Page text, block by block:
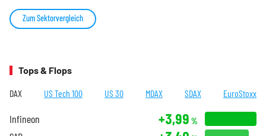
Zum Sektorvergleich
Tops & Flops
DAX US Tech 100 US 30 MDAX SDAX EuroStoxx
Infineon +3,99 %